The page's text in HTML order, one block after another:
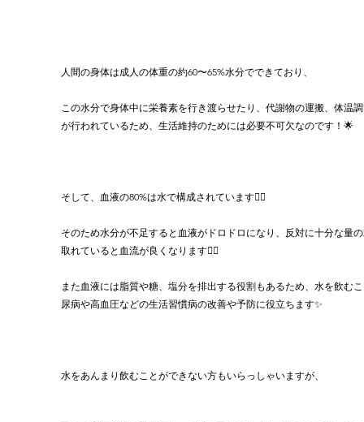
人間の身体は成人の体重の約60〜65%水分でできており、
この水分で身体中に栄養素を行き渡らせたり、代謝物の運搬、体温
が行われているため、生活維持のためには必要不可欠なのです！🌟
そして、血液の80%は水で構成されています❤️‍🔥
そのため水分が不足すると血液がドロドロになり、反対に十分な量
取れていると血流が良くなります👍🏻
また血液には脂質や糖、塩分を排出する役割もあるため、水を飲む
尿病や高血圧などの生活習慣病の改善や予防に役立ちます✨
水をあんまり飲むことができない方もいらっしゃいますが、